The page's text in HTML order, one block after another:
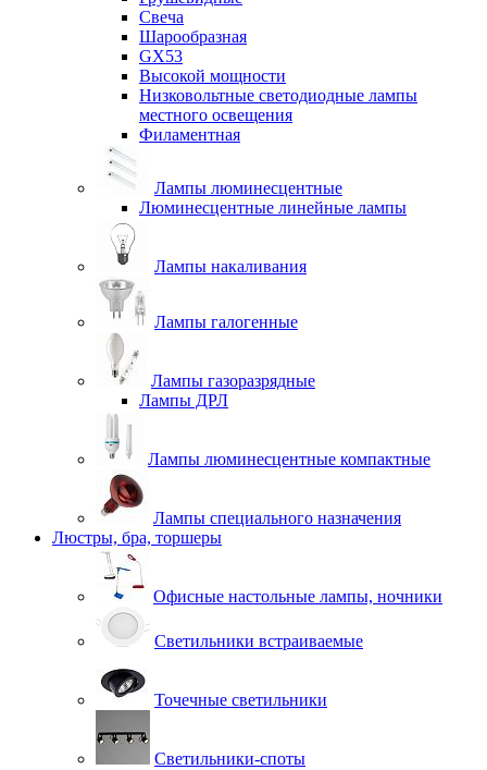
Свеча
Шарообразная
GX53
Высокой мощности
Низковольтные светодиодные лампы
местного освещения
Филаментная
Лампы люминесцентные
Люминесцентные линейные лампы
Лампы накаливания
Лампы галогенные
Лампы газоразрядные
Лампы ДРЛ
Лампы люминесцентные компактные
Лампы специального назначения
Люстры, бра, торшеры
Офисные настольные лампы, ночники
Светильники встраиваемые
Точечные светильники
Светильники-споты